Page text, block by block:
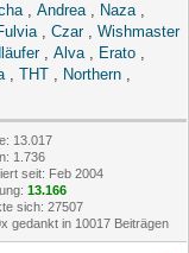
, Andrea, Naza,
, Czar, Wishmaster
, Alva, Erato ,
, THT , Northern ,
13.017
1.736
seit: Feb 2004
13.166
sich: 27507
gedankt in 10017 Beiträgen